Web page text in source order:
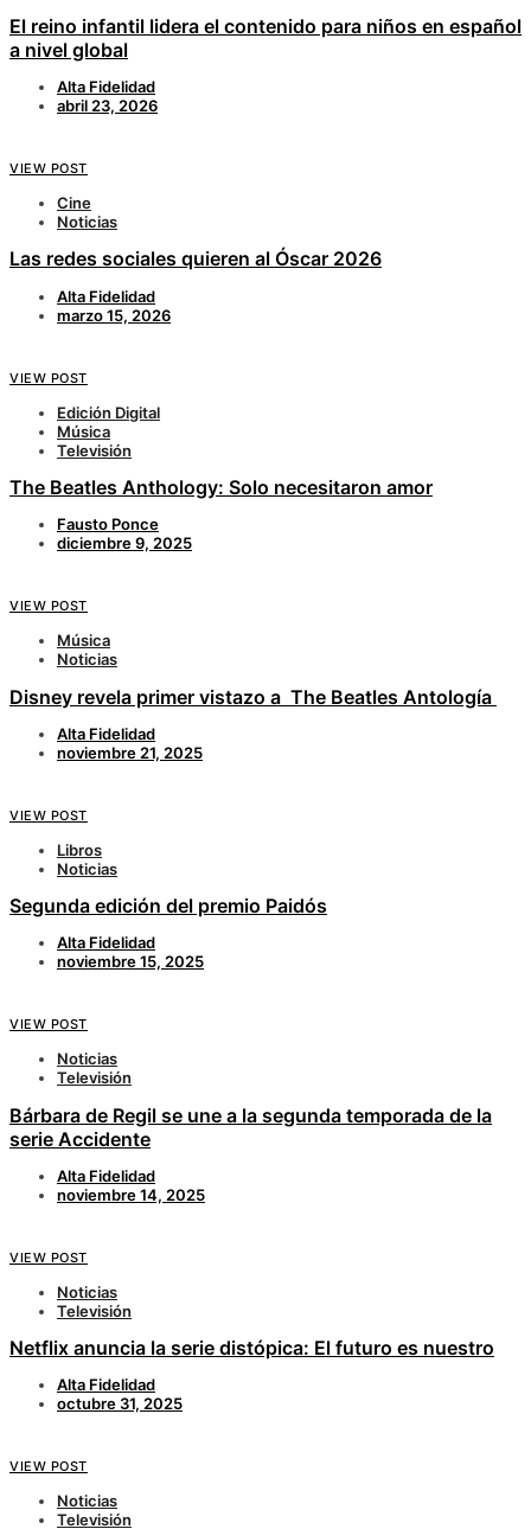
El reino infantil lidera el contenido para niños en español
a nivel global
Alta Fidelidad
abril 23, 2026
VIEW POST
Cine
Noticias
Las redes sociales quieren al Óscar 2026
Alta Fidelidad
marzo 15, 2026
VIEW POST
Edición Digital
Música
Televisión
The Beatles Anthology: Solo necesitaron amor
Fausto Ponce
diciembre 9, 2025
VIEW POST
Música
Noticias
Disney revela primer vistazo a The Beatles Antología
Alta Fidelidad
noviembre 21, 2025
VIEW POST
Libros
Noticias
Segunda edición del premio Paidós
Alta Fidelidad
noviembre 15, 2025
VIEW POST
Noticias
Televisión
Bárbara de Regil se une a la segunda temporada de la
serie Accidente
Alta Fidelidad
noviembre 14, 2025
VIEW POST
Noticias
Televisión
Netflix anuncia la serie distópica: El futuro es nuestro
Alta Fidelidad
octubre 31, 2025
VIEW POST
Noticias
Televisión